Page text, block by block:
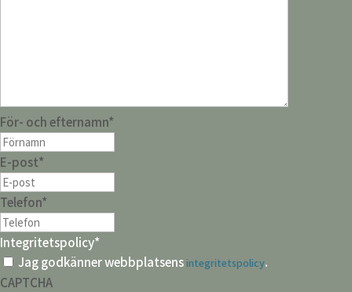
För- och efternamn*
E-post*
Telefon*
Integritetspolicy*
Jag godkänner webbplatsensintegritetspolicy.
CAPTCHA